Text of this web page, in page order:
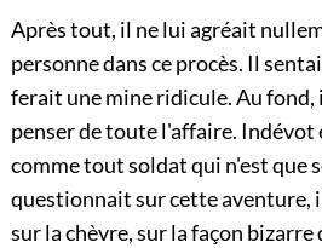
Après tout, il ne lui agréait
personne dans ce procès. Il
ferait une mine ridicule. Au fond,
penser de toute l'affaire.
comme tout soldat qui n'est que
questionnait sur cette aventure,
sur la chèvre, sur la façon